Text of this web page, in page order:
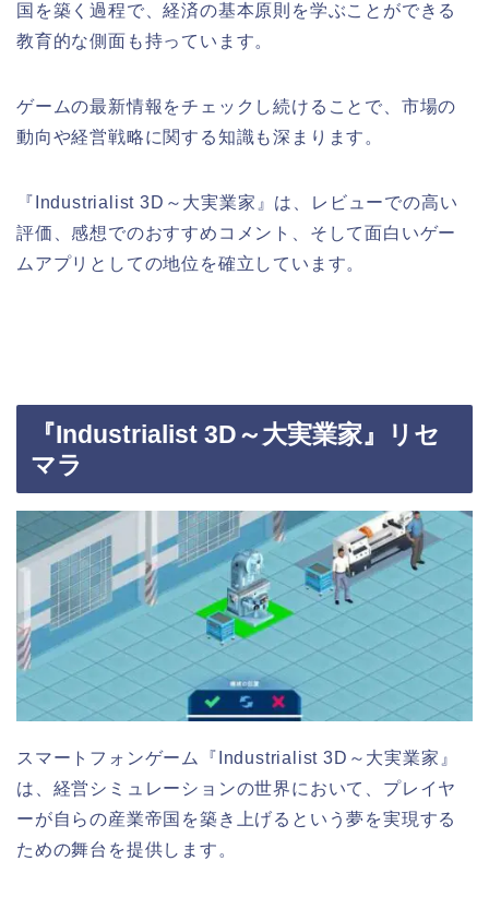
国を築く過程で、経済の基本原則を学ぶことができる
教育的な側面も持っています。
ゲームの最新情報をチェックし続けることで、市場の
動向や経営戦略に関する知識も深まります。
『Industrialist 3D～大実業家』は、レビューでの高い
評価、感想でのおすすめコメント、そして面白いゲー
ムアプリとしての地位を確立しています。
『Industrialist 3D～大実業家』リセ
マラ
スマートフォンゲーム『Industrialist 3D～大実業家』
は、経営シミュレーションの世界において、プレイヤ
ーが自らの産業帝国を築き上げるという夢を実現する
ための舞台を提供します。